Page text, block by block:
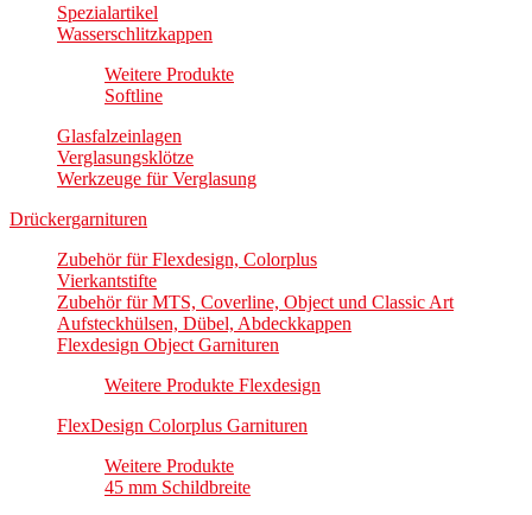
Spezialartikel
Wasserschlitzkappen
Weitere Produkte
Softline
Glasfalzeinlagen
Verglasungsklötze
Werkzeuge für Verglasung
Drückergarnituren
Zubehör für Flexdesign, Colorplus
Vierkantstifte
Zubehör für MTS, Coverline, Object und Classic Art
Aufsteckhülsen, Dübel, Abdeckkappen
Flexdesign Object Garnituren
Weitere Produkte Flexdesign
FlexDesign Colorplus Garnituren
Weitere Produkte
45 mm Schildbreite